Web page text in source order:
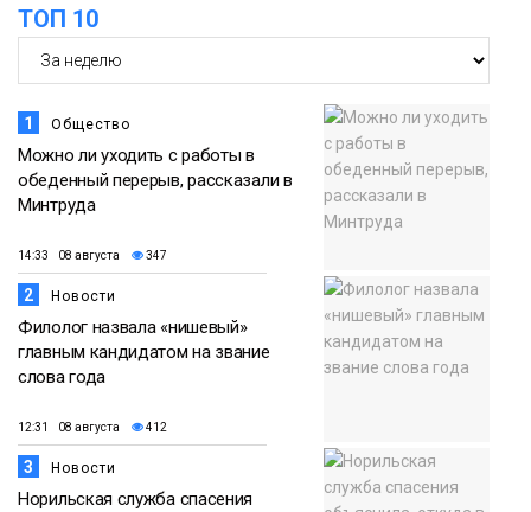
Новости
ТОП 10
1 Общество
Можно ли уходить с работы в
обеденный перерыв, рассказали в
Минтруда
14:33 08 августа 347
2 Новости
Филолог назвала «нишевый»
главным кандидатом на звание
слова года
12:31 08 августа 412
3 Новости
Норильская служба спасения